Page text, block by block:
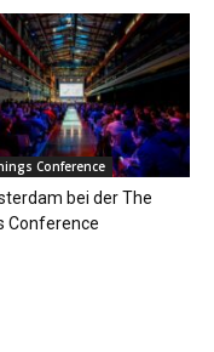
Conference
bei der The
Conference